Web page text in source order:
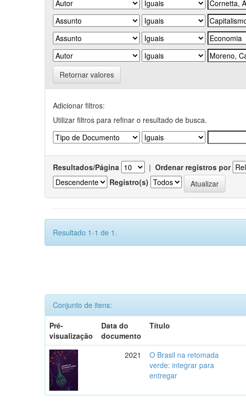
Retornar valores
Adicionar filtros:
Utilizar filtros para refinar o resultado de busca.
Resultados/Página | Ordenar registros por
Registro(s)
Resultado 1-1 de 1.
Conjunto de itens:
Pré-
visualização
Data do
documento
Título
2021
O Brasil na retomada
verde: integrar para
entregar